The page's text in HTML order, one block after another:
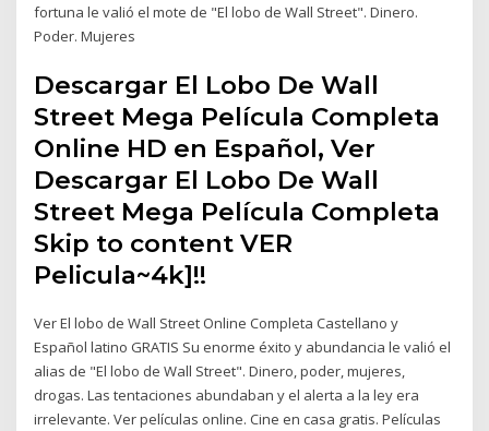
fortuna le valió el mote de "El lobo de Wall Street". Dinero.
Poder. Mujeres
Descargar El Lobo De Wall
Street Mega Película Completa
Online HD en Español, Ver
Descargar El Lobo De Wall
Street Mega Película Completa
Skip to content VER
Pelicula~4k]!!
Ver El lobo de Wall Street Online Completa Castellano y
Español latino GRATIS Su enorme éxito y abundancia le valió el
alias de "El lobo de Wall Street". Dinero, poder, mujeres,
drogas. Las tentaciones abundaban y el alerta a la ley era
irrelevante. Ver películas online. Cine en casa gratis. Películas